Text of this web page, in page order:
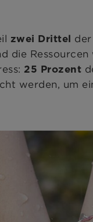
zwei Drittel der
die
25 Prozent
werden, um